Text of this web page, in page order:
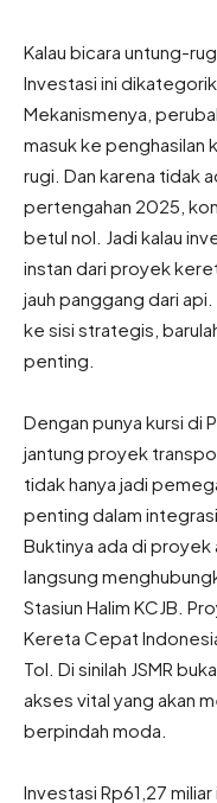
Kalau bicara untung-
Investasi ini
Mekanismenya,
masuk ke penghasilan
rugi. Dan karena tidak
pertengahan 2025,
betul nol. Jadi kalau
instan dari proyek
jauh panggang dari
ke sisi strategis,
penting.
Dengan punya kursi di
jantung proyek
tidak hanya jadi
penting dalam
Buktinya ada di proyek
langsung
Stasiun Halim KCJB.
Kereta Cepat
Tol. Di sinilah JSMR
akses vital yang akan
berpindah moda.
Investasi Rp61,27